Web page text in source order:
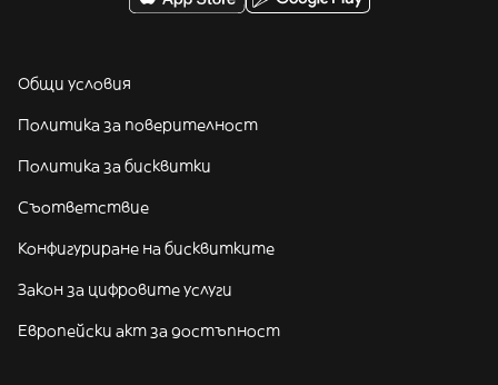
Общи условия
Политика за поверителност
Политика за бисквитки
Съответствие
Конфигуриране на бисквитките
Закон за цифровите услуги
Европейски акт за достъпност